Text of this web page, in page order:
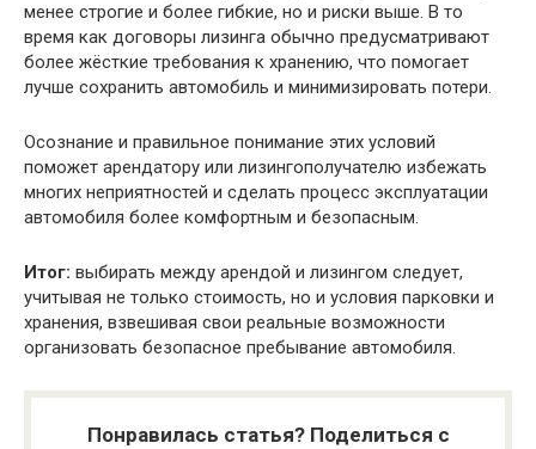
менее строгие и более гибкие, но и риски выше. В то
время как договоры лизинга обычно предусматривают
более жёсткие требования к хранению, что помогает
лучше сохранить автомобиль и минимизировать потери.
Осознание и правильное понимание этих условий
поможет арендатору или лизингополучателю избежать
многих неприятностей и сделать процесс эксплуатации
автомобиля более комфортным и безопасным.
Итог: выбирать между арендой и лизингом следует,
учитывая не только стоимость, но и условия парковки и
хранения, взвешивая свои реальные возможности
организовать безопасное пребывание автомобиля.
Понравилась статья? Поделиться с